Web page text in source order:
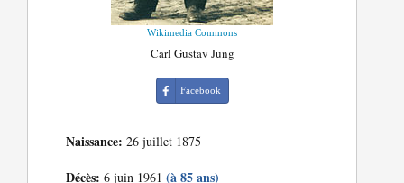
Wikimedia Commons
Carl Gustav Jung
Facebook
Naissance: 26 juillet 1875
Décès: 6 juin 1961(à 85 ans)